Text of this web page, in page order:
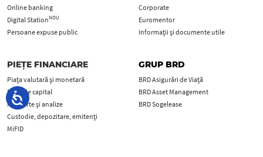
Online banking
Digital StationNOU
Persoane expuse public
Corporate
Euromentor
Informații și documente utile
PIEȚE FINANCIARE
Piața valutară și monetară
Piețe de capital
Rapoarte și analize
Custodie, depozitare, emitenți
MiFID
GRUP BRD
BRD Asigurări de Viață
BRD Asset Management
BRD Sogelease